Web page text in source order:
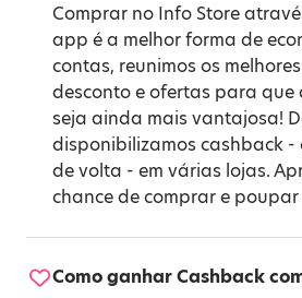
Comprar no Info Store
app é a melhor forma de
contas, reunimos os
desconto e ofertas para que
seja ainda mais vantajosa!
disponibilizamos cashback -
de volta - em várias lojas.
chance de comprar e
Como ganhar Cashback